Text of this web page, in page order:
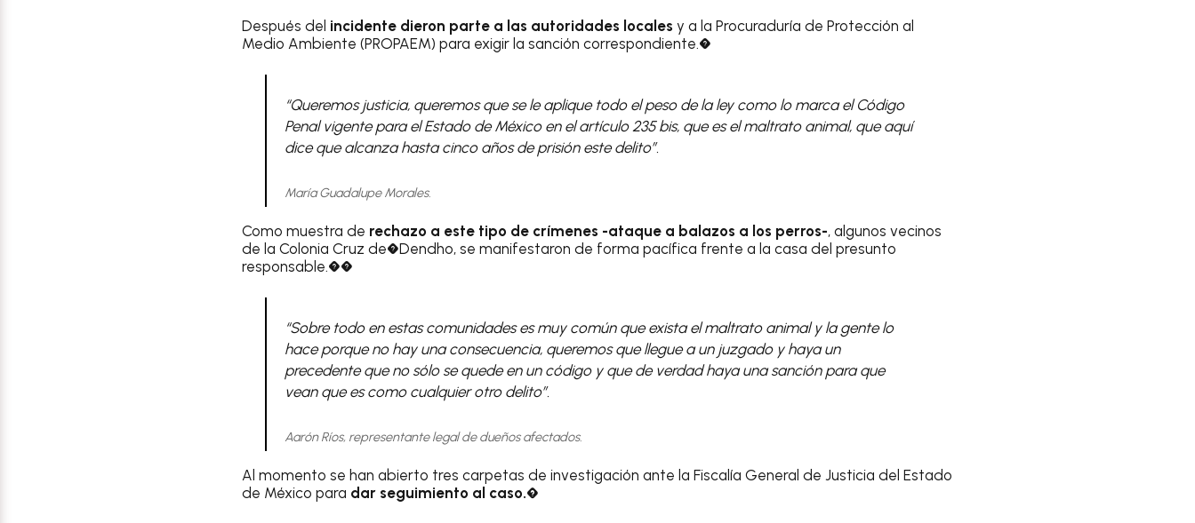
Después del incidente dieron parte a las autoridades locales y a la Procuraduría de Protección al
Medio Ambiente (PROPAEM) para exigir la sanción correspondiente.�
“Queremos justicia, queremos que se le aplique todo el peso de la ley como lo marca el Código
Penal vigente para el Estado de México en el artículo 235 bis, que es el maltrato animal, que aquí
dice que alcanza hasta cinco años de prisión este delito”.
María Guadalupe Morales.
Como muestra de rechazo a este tipo de crímenes -ataque a balazos a los perros-, algunos vecinos
de la Colonia Cruz de�Dendho, se manifestaron de forma pacífica frente a la casa del presunto
responsable.��
“Sobre todo en estas comunidades es muy común que exista el maltrato animal y la gente lo
hace porque no hay una consecuencia, queremos que llegue a un juzgado y haya un
precedente que no sólo se quede en un código y que de verdad haya una sanción para que
vean que es como cualquier otro delito”.
Aarón Ríos, representante legal de dueños afectados.
Al momento se han abierto tres carpetas de investigación ante la Fiscalía General de Justicia del Estado
de México para dar seguimiento al caso.�